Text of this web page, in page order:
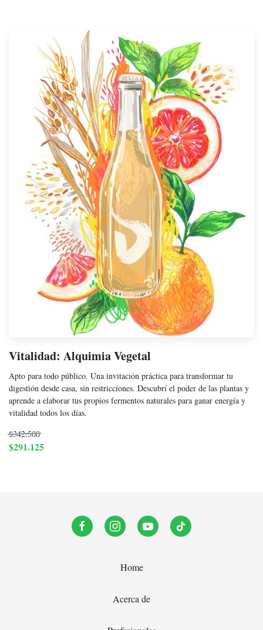
Vitalidad: Alquimia Vegetal
Apto para todo público. Una invitación práctica para transformar tu
digestión desde casa, sin restricciones. Descubrí el poder de las plantas y
aprende a elaborar tus propios fermentos naturales para ganar energía y
vitalidad todos los días.
$342.500
$291.125
Home
Acerca de